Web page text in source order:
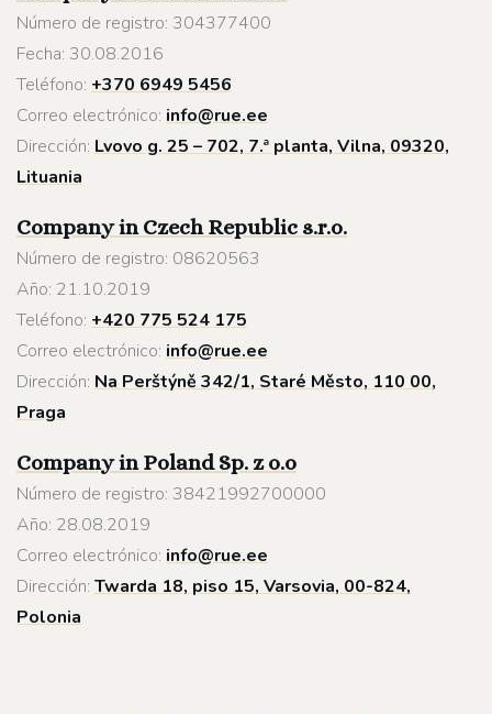
Número de registro: 304377400
Fecha: 30.08.2016
Teléfono: +370 6949 5456
Correo electrónico: info@rue.ee
Dirección: Lvovo g. 25 – 702, 7.ª planta, Vilna, 09320,
Lituania
Company in Czech Republic s.r.o.
Número de registro: 08620563
Año: 21.10.2019
Teléfono: +420 775 524 175
Correo electrónico: info@rue.ee
Dirección: Na Perštýně 342/1, Staré Město, 110 00,
Praga
Company in PolandSp. z o.o
Número de registro: 38421992700000
Año: 28.08.2019
Correo electrónico: info@rue.ee
Dirección: Twarda 18, piso 15, Varsovia, 00-824,
Polonia